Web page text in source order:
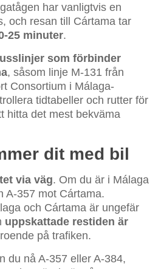
har vanligtvis en
och resan till Cártama tar
25 minuter.
som förbinder
, såsom linje M-131 från
Consortium i Málaga-
tidtabeller och rutter för
hitta det mest bekväma
dit med bil
via väg. Om du är i Málaga
A-357 mot Cártama.
och Cártama är ungefär
uppskattade restiden är
på trafiken.
du nå A-357 eller A-384,